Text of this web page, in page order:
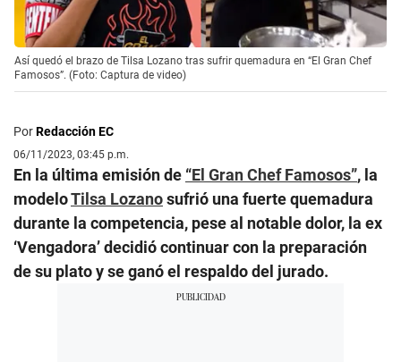
Así quedó el brazo de Tilsa Lozano tras sufrir quemadura en “El Gran Chef
Famosos”. (Foto: Captura de video)
PorRedacción EC
06/11/2023, 03:45 p.m.
En la última emisión de “El Gran Chef Famosos”, la
modeloTilsa Lozanosufrió una fuerte quemadura
durante la competencia, pese al notable dolor, la ex
‘Vengadora’ decidió continuar con la preparación
de su plato y se ganó el respaldo del jurado.